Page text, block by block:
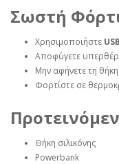
Σωστή
Χρησιμοποιήστε
Αποφύγετε
Μην αφήνετε τη
Φορτίστε σε
Θήκη σιλικόνης
Powerbank